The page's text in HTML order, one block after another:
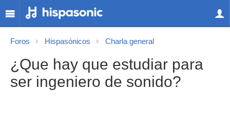
Foros Hispasónicos Charla general
¿Que hay que estudiar para
ser ingeniero de sonido?